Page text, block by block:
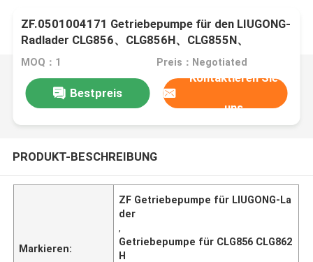
ZF.0501004171 Getriebepumpe für den LIUGONG-
Radlader CLG856、CLG856H、CLG855N、
CLG862H CLG870H、CLG888
MOQ：1 Preis：Negotiated
Bestpreis
Kontaktieren Sie
uns
PRODUKT-BESCHREIBUNG
Markieren:
ZF Getriebepumpe für LIUGONG-La
der
,
Getriebepumpe für CLG856 CLG862
H